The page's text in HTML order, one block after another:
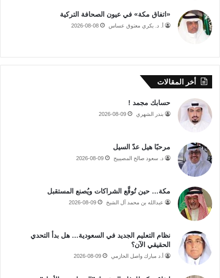
«اتفاق مكة» في عيون الصحافة التركية
أ. د. بكري معتوق عساس 2026-08-08
أخر المقالات
حسابك مجمد !
بندر الشهري 2026-08-09
مرحبًا هيل عدّ السيل
د. سعود صالح المصيبيح 2026-08-09
مكة… حين تُوقَّع الشراكات ويُصنع المستقبل
عبدالله بن محمد آل الشيخ 2026-08-09
نظام التعليم الجديد في السعودية… هل بدأ التحدي
الحقيقي الآن؟
أ.د مبارك واصل الحازمي 2026-08-09